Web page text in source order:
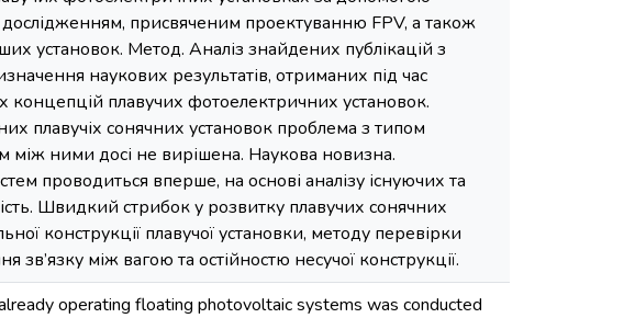
дослідженням, присвяченим проектуванню FPV, а також
установок. Метод. Аналіз знайдених публікацій з
наукових результатів, отриманих під час
концепцій плавучих фотоелектричних установок.
плавучіх сонячних установок проблема з типом
між ними досі не вирішена. Наукова новизна.
проводиться вперше, на основі аналізу існуючих та
Швидкий стрибок у розвитку плавучих сонячних
конструкції плавучої установки, методу перевірки
між вагою та остійностю несучої конструкції.
operating floating photovoltaic systems was conducted